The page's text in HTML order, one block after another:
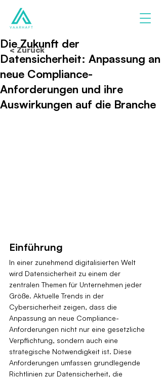
Die Zukunft der
Datensicherheit: Anpassung an
neue Compliance-
Anforderungen und ihre
Auswirkungen auf die Branche
Einführung
In einer zunehmend digitalisierten Welt
wird Datensicherheit zu einem der
zentralen Themen für Unternehmen jeder
Größe. Aktuelle Trends in der
Cybersicherheit zeigen, dass die
Anpassung an neue Compliance-
Anforderungen nicht nur eine gesetzliche
Verpflichtung, sondern auch eine
strategische Notwendigkeit ist. Diese
Anforderungen umfassen grundlegende
Richtlinien zur Datensicherheit, die
< Zurück